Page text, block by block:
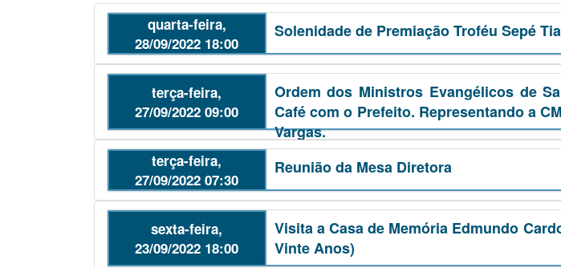
quarta-feira,
28/09/2022 18:00
Solenidade de Premiação Troféu Sepé
terça-feira,
27/09/2022 09:00
Ordem dos Ministros Evangélicos de
Café com o Prefeito. Representando a
Vargas.
terça-feira,
27/09/2022 07:30
Reunião da Mesa Diretora
sexta-feira,
23/09/2022 18:00
Visita a Casa de Memória Edmundo
Vinte Anos)